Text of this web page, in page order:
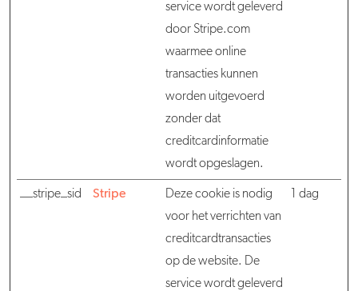
service wordt geleverd
door Stripe.com
waarmee online
transacties kunnen
worden uitgevoerd
zonder dat
creditcardinformatie
wordt opgeslagen.
__stripe_sid Stripe
Deze cookie is nodig
voor het verrichten van
creditcardtransacties
op de website. De
service wordt geleverd
1 dag